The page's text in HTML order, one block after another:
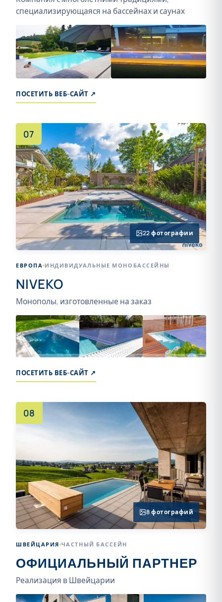
специализирующаяся на бассейнах и саунах
ПОСЕТИТЬ ВЕБ-САЙТ ↗
07
22 фотографии
ЕВРОПА ИНДИВИДУАЛЬНЫЕ МОНОБАССЕЙНЫ
NIVEKO
Монополы, изготовленные на заказ
ПОСЕТИТЬ ВЕБ-САЙТ ↗
08
8 фотографий
ШВЕЙЦАРИЯ ЧАСТНЫЙ БАССЕЙН
ОФИЦИАЛЬНЫЙ ПАРТНЕР
Реализация в Швейцарии